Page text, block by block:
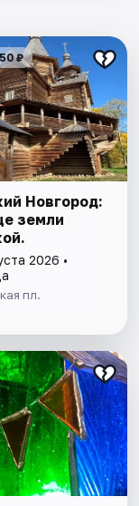
₽
Новгород:
земли
2026 •
пл.